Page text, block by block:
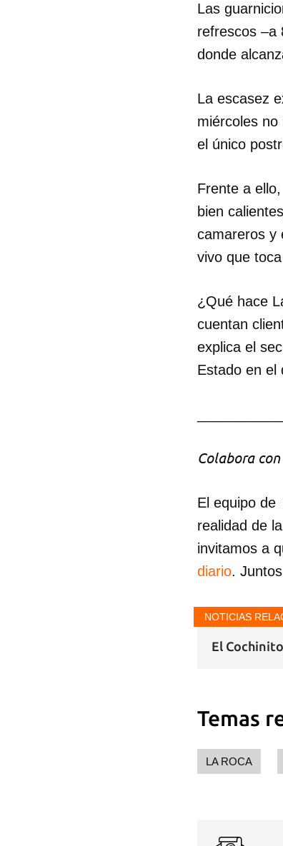
Las
refrescos –a
donde
La escasez
miércoles
el único
Frente a
bien
camareros y
vivo que
¿Qué hace
cuentan
explica el
Estado en el
Colabora
El equipo de
realidad de
invitamos a
diario.
NOTICIAS
El
Temas
LA ROCA